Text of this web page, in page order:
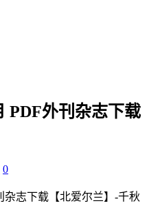
PDF外刊杂志下载
0